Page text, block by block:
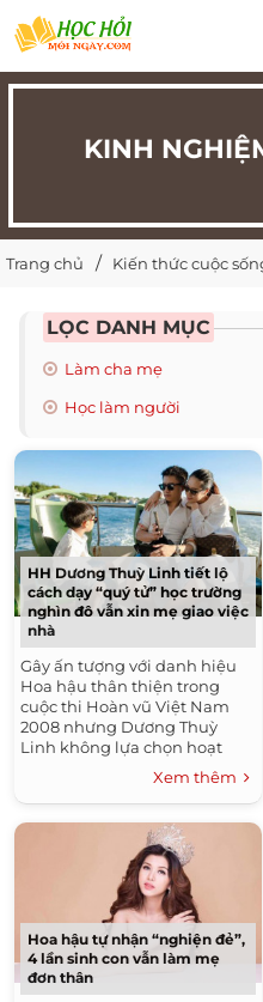
KINH
Trang chủ Kiến thức cuộc
LỌC DANH MỤC
Làm cha mẹ
Học làm người
HH Dương Thuỳ Linh tiết lộ
cách dạy “quý tử” học trường
nghìn đô vẫn xin mẹ giao việc
nhà
Gây ấn tượng với danh hiệu
Hoa hậu thân thiện trong
cuộc thi Hoàn vũ Việt Nam
2008 nhưng Dương Thuỳ
Linh không lựa chọn hoạt
động nghệ thuật. Người đẹp
quyết định lên xe hoa vào
năm 2010...
Xem thêm
Hoa hậu tự nhận “nghiện đẻ”,
4 lần sinh con vẫn làm mẹ
đơn thân